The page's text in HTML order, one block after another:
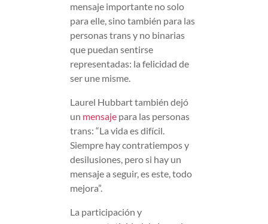
mensaje importante no solo
para elle, sino también para las
personas trans y no binarias
que puedan sentirse
representadas: la felicidad de
ser une misme.
Laurel Hubbart también dejó
un mensajepara las personas
trans: “La vida es difícil.
Siempre hay contratiempos y
desilusiones, pero si hay un
mensaje a seguir, es este, todo
mejora”.
La participación y